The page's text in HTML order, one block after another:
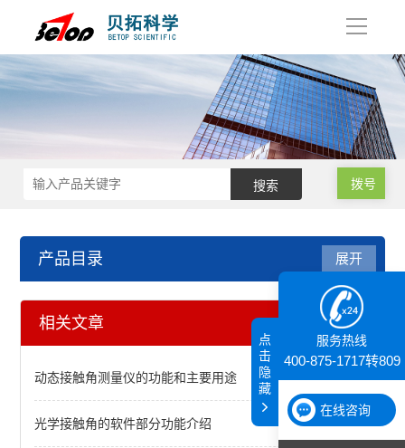
导
拨号
产品目录
X射线衍射仪（XRD）
PROTO AXRD Theta/Theta X射线衍射仪
展开
相关文章
动态接触角测量仪的功能和主要用途
光学接触角的软件部分功能介绍
服务热线
400-875-1717转809
在线咨询
点
击
隐
藏